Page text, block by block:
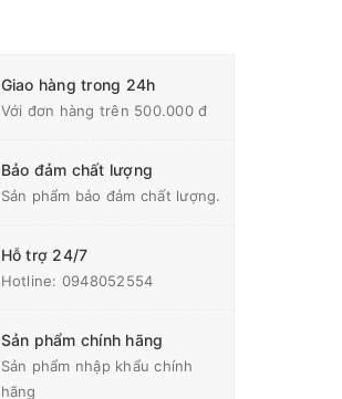
Giao hàng trong 24h
Với đơn hàng trên 500.000 đ
Bảo đảm chất lượng
Sản phẩm bảo đảm chất lượng.
Hỗ trợ 24/7
Hotline: 0948052554
Sản phẩm chính hãng
Sản phẩm nhập khẩu chính
hãng